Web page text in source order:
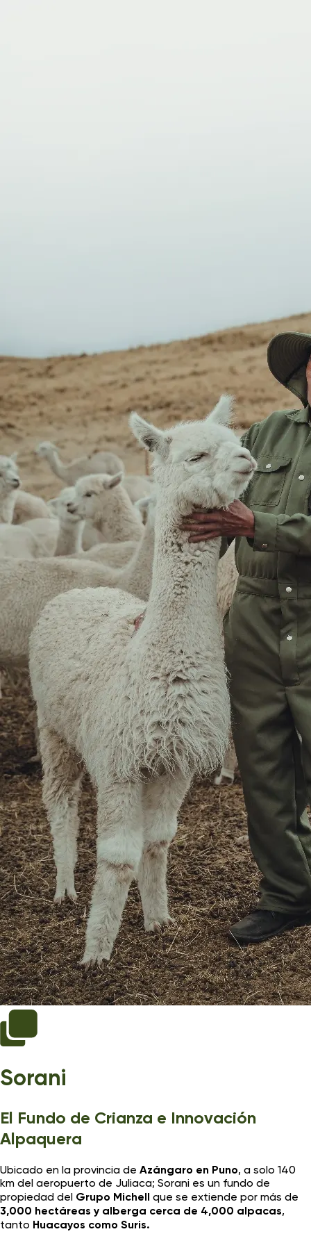
Sorani
El Fundo de Crianza e Innovación
Alpaquera
Ubicado en la provincia de Azángaro en Puno, a solo 140
km del aeropuerto de Juliaca; Sorani es un fundo de
propiedad del Grupo Michell
que se extiende por más de
3,000 hectáreas y alberga cerca de 4,000 alpacas,
tanto Huacayos como Suris.